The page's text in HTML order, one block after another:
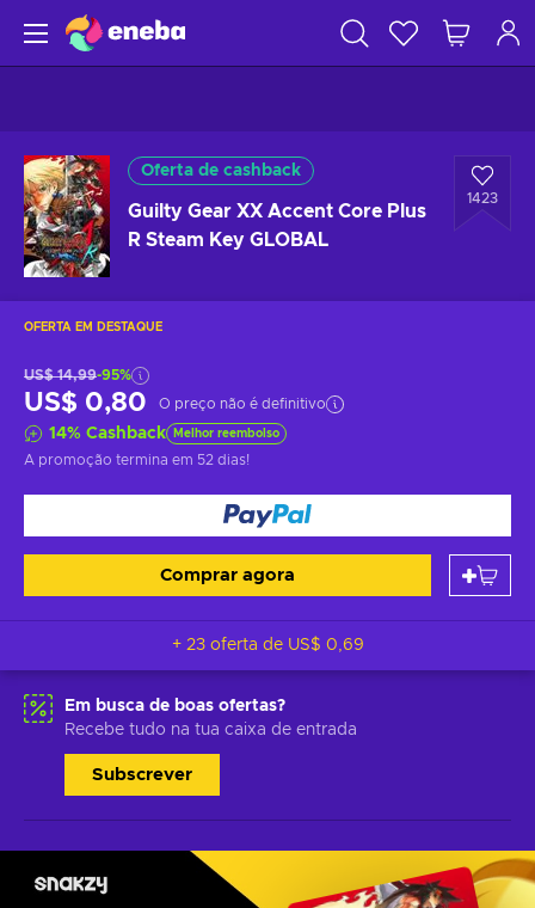
Oferta de cashback
Guilty Gear XX Accent Core Plus
R Steam Key GLOBAL
1423
OFERTA EM DESTAQUE
US$ 14,99-95%
US$ 0,80 O preço não é definitivo
14% Cashback Melhor reembolso
A promoção termina em 52 dias!
Comprar agora
+ 23 oferta de US$ 0,69
Em busca de boas ofertas?
Recebe tudo na tua caixa de entrada
Subscrever